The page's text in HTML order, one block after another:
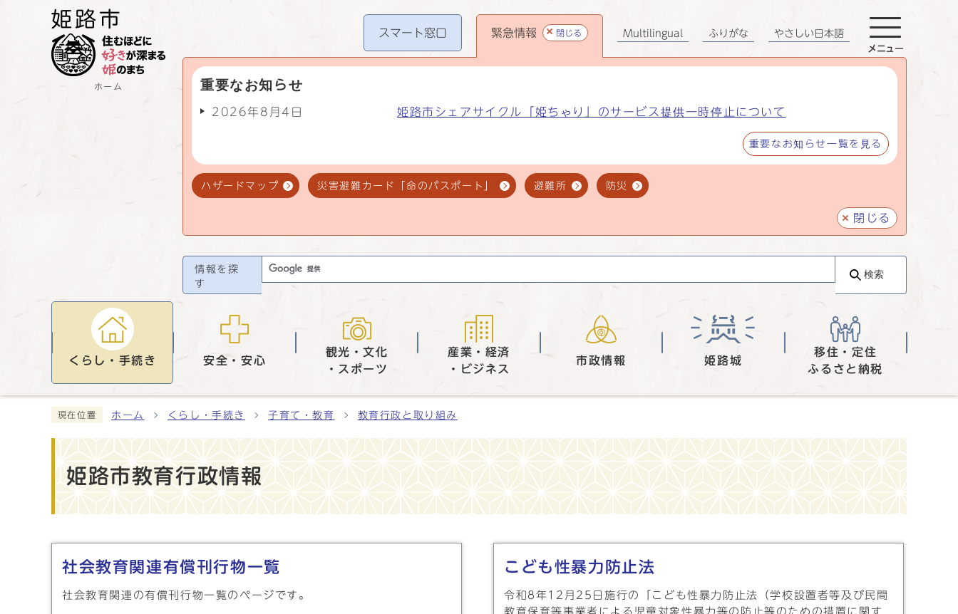
ホーム
スマート窓口 緊急情報 閉じる
重要なお知らせ
2026年8月4日 姫路市シェアサイクル「姫ちゃり」のサービス提供一時停止について
重要なお知らせ一覧を見る
ハザードマップ 災害避難カード「命のパスポート」 避難所 防災
閉じる
Multilingual ふりがな やさしい日本語
メニュー
情報を探
す
検索
くらし・手続き 安全・安心
観光・文化
・スポーツ
産業・経済
・ビジネス
市政情報 姫路城
移住・定住
ふるさと納税
現在位置 ホーム くらし・手続き 子育て・教育 教育行政と取り組み
姫路市教育行政情報
社会教育関連有償刊行物一覧
社会教育関連の有償刊行物一覧のページです。
こども性暴力防止法
令和8年12月25日施行の「こども性暴力防止法（学校設置者等及び民間
教育保育等事業者による児童対象性暴力等の防止等のための措置に関す